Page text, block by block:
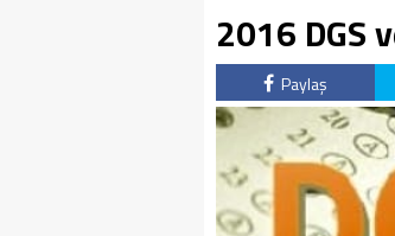
2016 DGS
Paylaş